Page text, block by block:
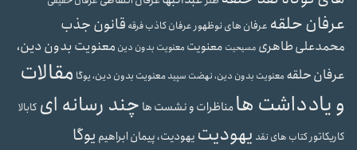
عرفان حلقه عرفان های نوظهورعرفان کاذبفرقه قانون جذب
محمدعلی طاهری مسیحیت معنویت معنویت بدون دین معنویت بدون دین،
عرفان حلقه معنویت بدون دین، نهضت سپیدمعنویت بدون دین، یوگا مقالات
و یادداشت هامناظرات و نشست ها چند رسانه ای کابالا
کاریکاتورکتاب های نقد یهودیت یهودیت، پیمان ابراهیم یوگا